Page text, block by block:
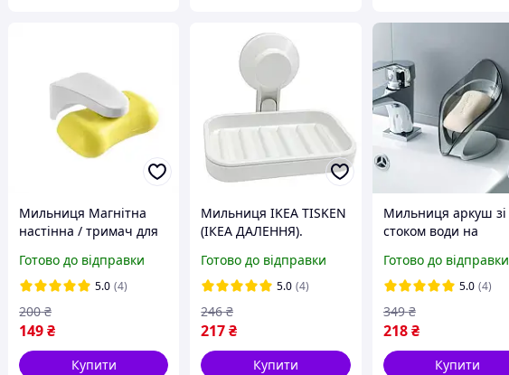
Мильниця Магнітна
настінна / тримач для
Готово до відправки
5.0 (4)
149₴
200 ₴
Купити
Мильниця IKEA TISKEN
(ІКЕА ДАЛЕННЯ).
Готово до відправки
5.0 (4)
217₴
246 ₴
Купити
Мильниця аркуш зі
стоком води на
Effect Mix 2001
Готово до відправки
5.0 (4)
218 ₴
349 ₴
Купити